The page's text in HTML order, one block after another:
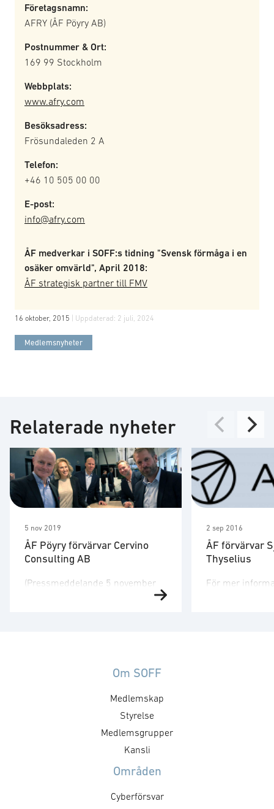
Företagsnamn:
AFRY (ÅF Pöyry AB)
Postnummer & Ort:
169 99 Stockholm
Webbplats:
www.afry.com
Besöksadress:
Frösundaleden 2 A
Telefon:
+46 10 505 00 00
E-post:
info@afry.com
ÅF medverkar i SOFF:s tidning "Svensk förmåga i en
osäker omvärld", April 2018:
ÅF strategisk partner till FMV
16 oktober, 2015 | Uppdaterad: 2 juli, 2024
Medlemsnyheter
Relaterade nyheter
5 nov 2019
ÅF Pöyry förvärvar Cervino
Consulting AB
(Pressmeddelande 5 november
2019) Med förvärvet kommer ÅF
grundades 2013 och erbjuder
transportindustrin. Företaget
arbetar med operativa och
underhållsrelaterade system och
processinnovation och support
2 sep 2016
ÅF förvärvar
Thyselius
För mer
Om SOFF
Medlemskap
Styrelse
Medlemsgrupper
Kansli
Områden
Cyberförsvar